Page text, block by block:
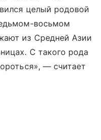
целый родовой
восьмом
из Средней Азии
С такого рода
— считает